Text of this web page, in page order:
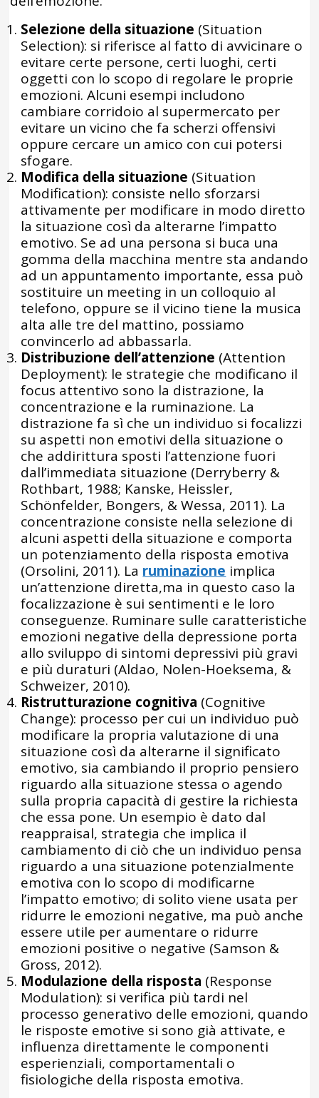
Selezione della situazione (Situation
Selection): si riferisce al fatto di avvicinare o
evitare certe persone, certi luoghi, certi
oggetti con lo scopo di regolare le proprie
emozioni. Alcuni esempi includono
cambiare corridoio al supermercato per
evitare un vicino che fa scherzi offensivi
oppure cercare un amico con cui potersi
sfogare.
Modifica della situazione (Situation
Modification): consiste nello sforzarsi
attivamente per modificare in modo diretto
la situazione così da alterarne l’impatto
emotivo. Se ad una persona si buca una
gomma della macchina mentre sta andando
ad un appuntamento importante, essa può
sostituire un meeting in un colloquio al
telefono, oppure se il vicino tiene la musica
alta alle tre del mattino, possiamo
convincerlo ad abbassarla.
Distribuzione dell’attenzione (Attention
Deployment): le strategie che modificano il
focus attentivo sono la distrazione, la
concentrazione e la ruminazione. La
distrazione fa sì che un individuo si focalizzi
su aspetti non emotivi della situazione o
che addirittura sposti l’attenzione fuori
dall’immediata situazione (Derryberry &
Rothbart, 1988; Kanske, Heissler,
Schönfelder, Bongers, & Wessa, 2011). La
concentrazione consiste nella selezione di
alcuni aspetti della situazione e comporta
un potenziamento della risposta emotiva
(Orsolini, 2011). La ruminazione implica
un’attenzione diretta,ma in questo caso la
focalizzazione è sui sentimenti e le loro
conseguenze. Ruminare sulle caratteristiche
emozioni negative della depressione porta
allo sviluppo di sintomi depressivi più gravi
e più duraturi (Aldao, Nolen-Hoeksema, &
Schweizer, 2010).
Ristrutturazione cognitiva (Cognitive
Change): processo per cui un individuo può
modificare la propria valutazione di una
situazione così da alterarne il significato
emotivo, sia cambiando il proprio pensiero
riguardo alla situazione stessa o agendo
sulla propria capacità di gestire la richiesta
che essa pone. Un esempio è dato dal
reappraisal, strategia che implica il
cambiamento di ciò che un individuo pensa
riguardo a una situazione potenzialmente
emotiva con lo scopo di modificarne
l’impatto emotivo; di solito viene usata per
ridurre le emozioni negative, ma può anche
essere utile per aumentare o ridurre
emozioni positive o negative (Samson &
Gross, 2012).
Modulazione della risposta (Response
Modulation): si verifica più tardi nel
processo generativo delle emozioni, quando
le risposte emotive si sono già attivate, e
influenza direttamente le componenti
esperienziali, comportamentali o
fisiologiche della risposta emotiva.